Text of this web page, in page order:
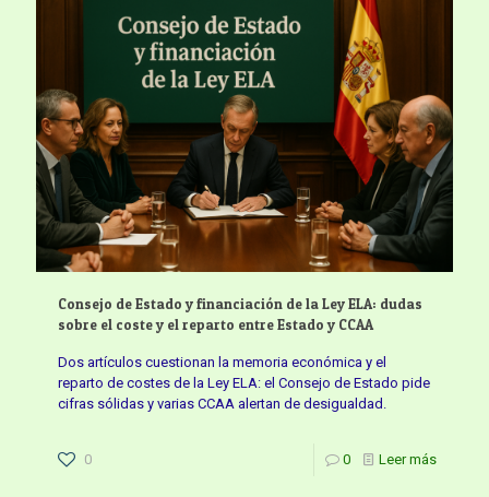
Consejo de Estado y financiación de la Ley ELA: dudas
sobre el coste y el reparto entre Estado y CCAA
Dos artículos cuestionan la memoria económica y el
reparto de costes de la Ley ELA: el Consejo de Estado pide
cifras sólidas y varias CCAA alertan de desigualdad.
0 0 Leer más